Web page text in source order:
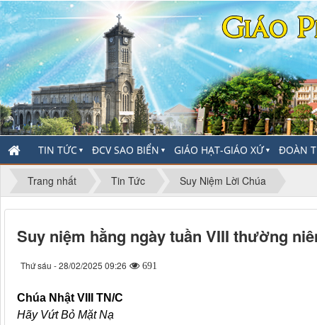
TIN TỨC ▼ ĐCV SAO BIỂN ▼ GIÁO HẠT-GIÁO XỨ▼ ĐOÀN
Trang nhất Tin Tức Suy Niệm Lời Chúa
Suy niệm hằng ngày tuần VIII thường
Thứ sáu - 28/02/2025 09:26 691
Chúa Nhật VIII TN/C
Hãy Vứt Bỏ Mặt Nạ